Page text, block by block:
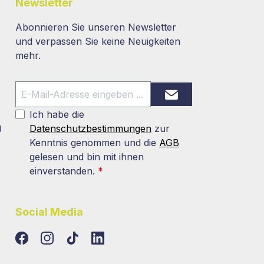
Newsletter
Abonnieren Sie unseren Newsletter
und verpassen Sie keine Neuigkeiten
mehr.
Ich habe die
Datenschutzbestimmungen zur
Kenntnis genommen und die AGB
gelesen und bin mit ihnen
einverstanden. *
Social Media
TikTokLinkedIn